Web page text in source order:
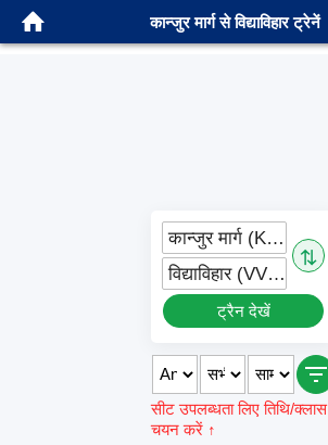
कान्जुर मार्ग से विद्याविहार ट्रेनें
कान्जुर मार्ग (KJRD)
⇅
विद्याविहार (VVH)
ट्रैन देखें
सीट उपलब्धता लिए तिथि/क्लास
चयन करें ↑